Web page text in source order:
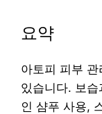
요약
아토피 피부
있습니다. 보
인 샴푸 사용,